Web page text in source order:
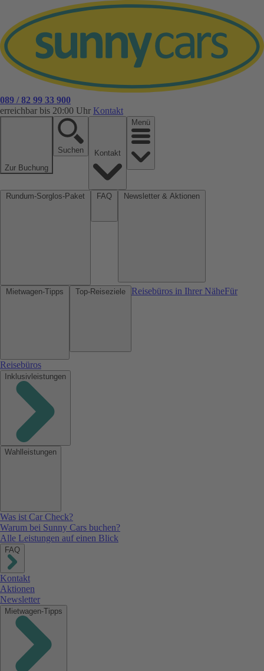
089 / 82 99 33 900
erreichbar bis 20:00 Uhr Kontakt
Zur Buchung
Suchen
Menü
Reisebüros in Ihrer NäheFür
Reisebüros
Inklusivleistungen
Wahlleistungen
Was ist Car Check?
Warum bei Sunny Cars buchen?
Alle Leistungen auf einen Blick
FAQ
Kontakt
Aktionen
Newsletter
Mietwagen-Tipps